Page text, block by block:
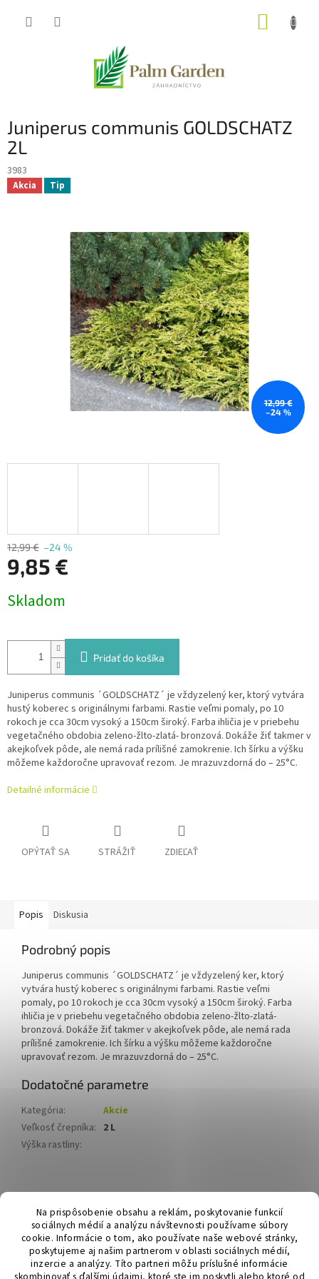
Na prispôsobenie obsahu a reklám, poskytovanie funkcií
sociálnych médií a analýzu návštevnosti používame súbory
cookie. Informácie o tom, ako používate naše webové stránky,
poskytujeme aj našim partnerom v oblasti sociálnych médií,
inzercie a analýzy. Títo partneri môžu príslušné informácie
Juniperus communis GOLDSCHATZ
2L
3983
Akcia Tip
12,99 €
–24 %
12,99 € –24 %
9,85 €
cena:
Skladom
Pridať do košíka
Juniperus communis ´GOLDSCHATZ´ je vždyzelený ker, ktorý vytvára
hustý koberec s originálnymi farbami. Rastie veľmi pomaly, po 10
rokoch je cca 30cm vysoký a 150cm široký. Farba ihličia je v priebehu
vegetačného obdobia zeleno-žlto-zlatá- bronzová. Dokáže žiť takmer v
akejkoľvek pôde, ale nemá rada prílišné zamokrenie. Ich šírku a výšku
môžeme každoročne upravovať rezom. Je mrazuvzdorná do – 25°C.
Detailné informácie
OPÝTAŤ SA STRÁŽIŤ ZDIEĽAŤ
Popis Diskusia
Podrobný popis
Juniperus communis ´GOLDSCHATZ´ je vždyzelený ker, ktorý
vytvára hustý koberec s originálnymi farbami. Rastie veľmi
pomaly, po 10 rokoch je cca 30cm vysoký a 150cm široký. Farba
ihličia je v priebehu vegetačného obdobia zeleno-žlto-zlatá-
bronzová. Dokáže žiť takmer v akejkoľvek pôde, ale nemá rada
prílišné zamokrenie. Ich šírku a výšku môžeme každoročne
upravovať rezom. Je mrazuvzdorná do – 25°C.
Dodatočné parametre
Kategória:
Akcie
Veľkosť črepníka: 2 L
Výška rastliny:
á
Hurmikaki.com